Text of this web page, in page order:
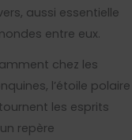
aussi essentielle
entre eux.
chez les
l’étoile polaire
les esprits
repère